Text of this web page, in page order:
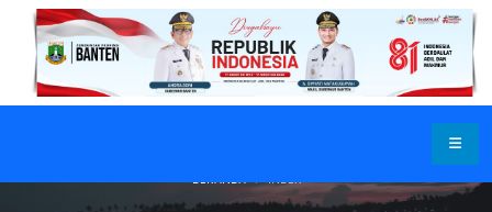
BERANDA INDEX